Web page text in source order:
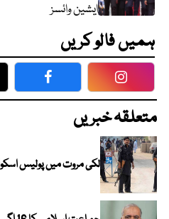
ایشین وائسز
ہمیں فالو کریں
Facebook
متعلقہ خبریں
لکی مروت میں پولیس